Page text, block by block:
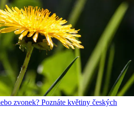
zvonek? Poznáte květiny českých